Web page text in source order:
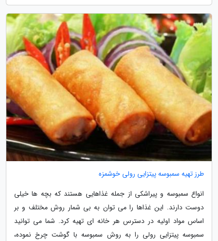
طرز تهیه سمبوسه پیتزایی رولی خوشمزه
انواع سمبوسه و پیراشکی از جمله غذاهایی هستند که بچه ها خیلی
دوست دارند. این غذاها را می توان به بی شمار روش مختلف و بر
اساس مواد اولیه در دسترس هر خانه ای تهیه کرد. شما می توانید
سمبوسه پیتزایی رولی را به روش سمبوسه با گوشت چرخ نموده،